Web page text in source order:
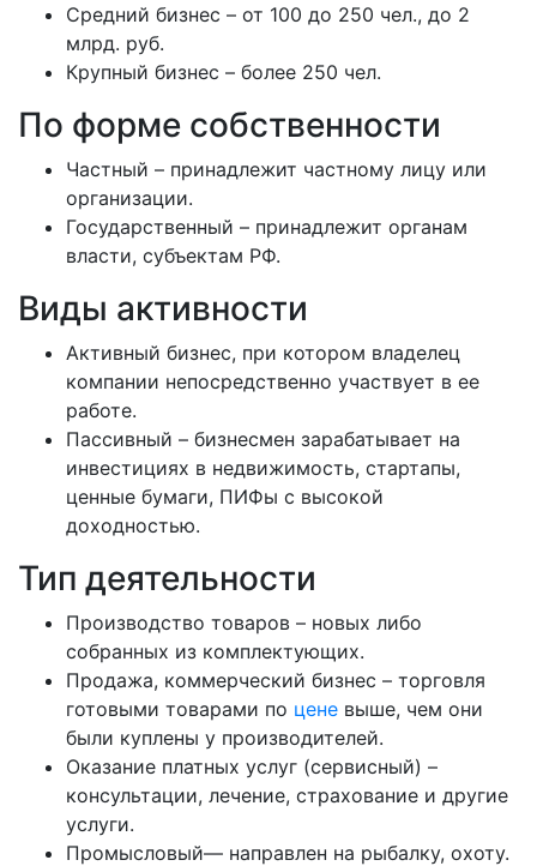
Средний бизнес – от 100 до 250 чел., до 2
млрд. руб.
Крупный бизнес – более 250 чел.
По форме собственности
Частный – принадлежит частному лицу или
организации.
Государственный – принадлежит органам
власти, субъектам РФ.
Виды активности
Активный бизнес, при котором владелец
компании непосредственно участвует в ее
работе.
Пассивный – бизнесмен зарабатывает на
инвестициях в недвижимость, стартапы,
ценные бумаги, ПИФы с высокой
доходностью.
Тип деятельности
Производство товаров – новых либо
собранных из комплектующих.
Продажа, коммерческий бизнес – торговля
готовыми товарами по цене выше, чем они
были куплены у производителей.
Оказание платных услуг (сервисный) –
консультации, лечение, страхование и другие
услуги.
Промысловый— направлен на рыбалку, охоту.